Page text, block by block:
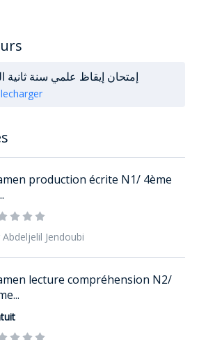
إمتحان إيقاظ علمي سنة ثانية
production écrite N1/ 4ème
Abdeljelil Jendoubi
lecture compréhension N2/